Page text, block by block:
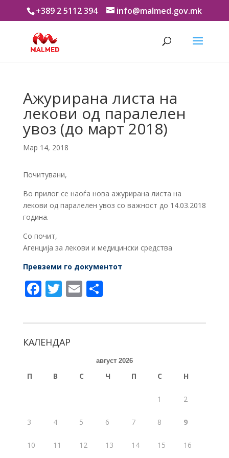
+389 2 5112 394 info@malmed.gov.mk
Ажурирана листа на
лекови од паралелен
увоз (до март 2018)
Мар 14, 2018
Почитувани,
Во прилог се наоѓа нова ажурирана листа на
лекови од паралелен увоз со важност до 14.03.2018
година.
Со почит,
Агенција за лекови и медицински средства
Превземи го документот
F
e
b
T
itt
er
E
ai
S
ar
КАЛЕНДАР
август 2026
П В С Ч П С Н
1 2
3 4 5 6 7 8 9
10 11 12 13 14 15 16